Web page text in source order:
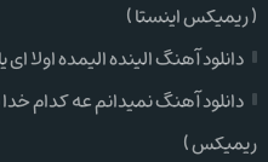
( ریمیکس اینستا )
دانلود آهنگ الینده الیمده اولا
دانلود آهنگ نمیدانم عه کدام خدا
ریمیکس )